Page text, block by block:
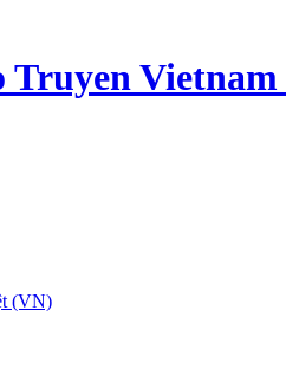
Truyen Vietnam